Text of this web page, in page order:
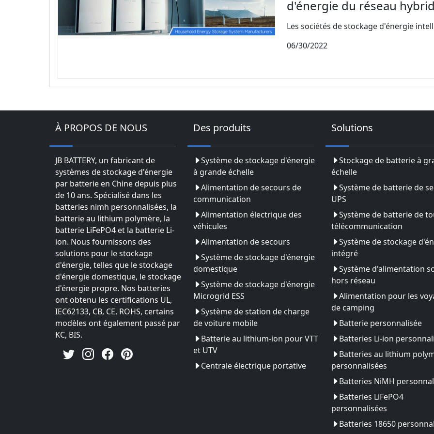
d'énergie du réseau
Les sociétés de stockage d'énergie
06/30/2022
À PROPOS DE NOUS
JB BATTERY, un fabricant de
systèmes de stockage d'énergie
par batterie en Chine depuis plus
de 10 ans. Spécialisé dans les
batteries nimh personnalisées, la
batterie au lithium polymère, la
batterie LiFePO4 et la batterie Li-
ion. Nous fournissons des
solutions pour le stockage
d'énergie, telles que le stockage
d'énergie domestique, le stockage
d'énergie propre. Nos batteries
ont obtenu les certifications UL,
IEC62133, CB, CE, ROHS, certains
modèles ont également passé par
KC, BIS.
Des produits
Système de stockage d'énergie
à grande échelle
Alimentation de secours de
communication
Alimentation électrique des
véhicules
Alimentation de secours
Système de stockage d'énergie
domestique
Système de stockage d'énergie
Microgrid ESS
Système de station de charge
de voiture mobile
Batterie au lithium-ion pour VTT
et UTV
Centrale électrique portative
Solutions
Stockage de batterie à
échelle
Système de batterie de
UPS
Système de batterie de
télécommunication
Système de stockage
intégré
Système d'alimentation
hors réseau
Alimentation pour les
de camping
Batterie personnalisée
Batteries Li-ion
Batteries au lithium
personnalisées
Batteries NiMH
Batteries LiFePO4
personnalisées
Batteries 18650